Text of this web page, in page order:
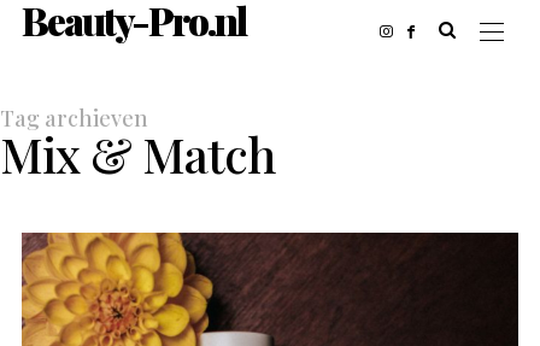
Beauty-Pro.nl
Tag archieven
Mix & Match